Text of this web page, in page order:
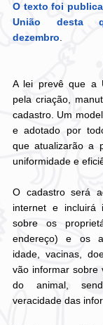
O texto foi
União desta
dezembro
A lei prevê que a
pela criação,
cadastro. Um
e adotado por
que atualizarão a
uniformidade e
O cadastro será
internet e incluirá
sobre os
endereço) e os
idade, vacinas,
vão informar sobre
do animal,
veracidade das